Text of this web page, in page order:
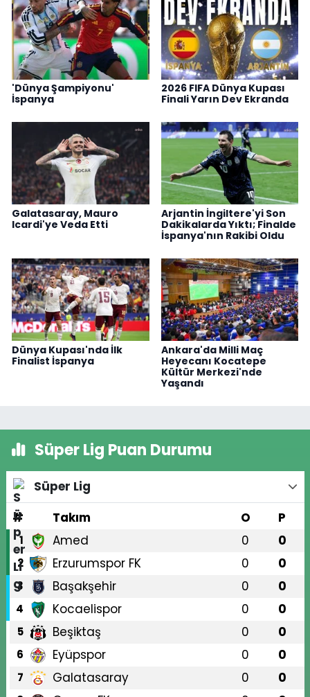
'Dünya Şampiyonu'
İspanya
2026 FIFA Dünya Kupası
Finali Yarın Dev Ekranda
Galatasaray, Mauro
Icardi'ye Veda Etti
Arjantin İngiltere'yi Son
Dakikalarda Yıktı; Finalde
İspanya'nın Rakibi Oldu
Dünya Kupası'nda İlk
Finalist İspanya
Ankara'da Milli Maç
Heyecanı Kocatepe
Kültür Merkezi'nde
Yaşandı
Süper Lig Puan Durumu
Süper Lig
#
Takım O P
1 Amed 0 0
2 Erzurumspor FK 0 0
3 Başakşehir 0 0
4 Kocaelispor 0 0
5 Beşiktaş 0 0
6 Eyüpspor 0 0
7 Galatasaray 0 0